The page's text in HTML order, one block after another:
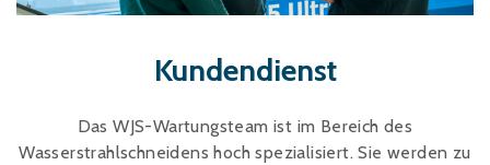
Kundendienst
Das WJS-Wartungsteam ist im Bereich des
Wasserstrahlschneidens hoch spezialisiert. Sie werden zu
Verbundwerkstoffe
Gummi, Kunststoff,
weiche Materialien